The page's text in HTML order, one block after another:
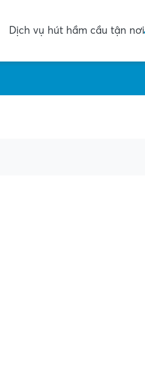
Dịch vụ hút hầm cầu tận nơi